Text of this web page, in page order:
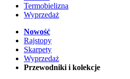
Termobielizna
Wyprzedaż
Nowość
Rajstopy
Skarpety
Wyprzedaż
Przewodniki i kolekcje